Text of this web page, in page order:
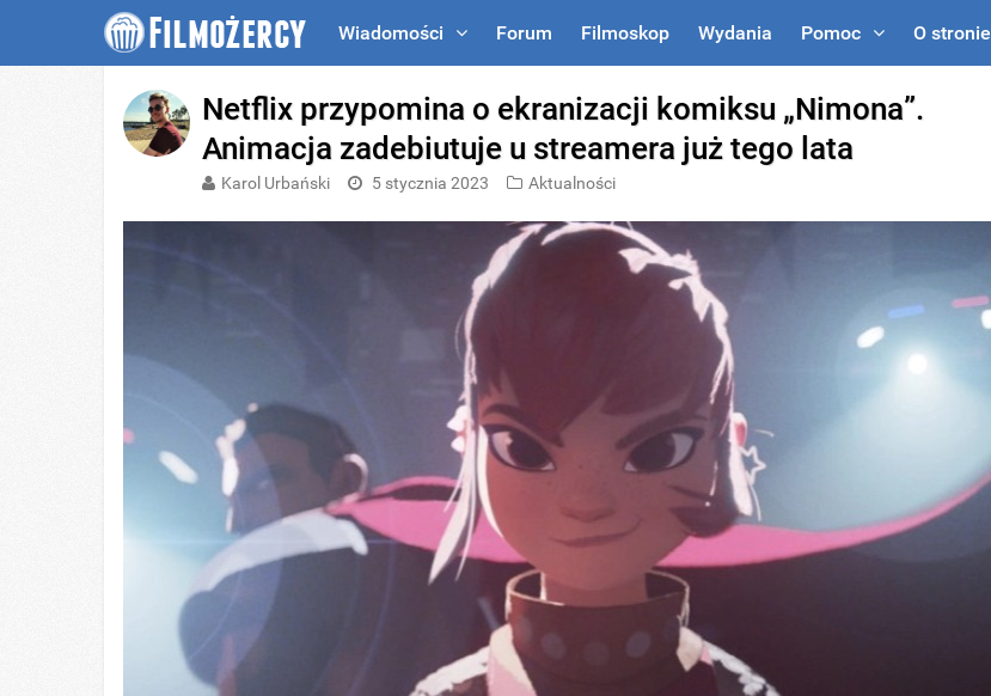
Wiadomości Forum Filmoskop Wydania Pomoc O stronie
Netflix przypomina o ekranizacji komiksu „Nimona”.
Animacja zadebiutuje u streamera już tego lata
Karol Urbański 5 stycznia 2023 Aktualności